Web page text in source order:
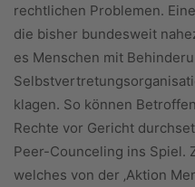
rechtlichen Problemen.
die bisher bundesweit
es Menschen mit
klagen. So können
Rechte vor Gericht
Peer-Counceling ins Spiel.
welches von der ‚Aktion